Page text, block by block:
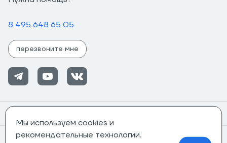
8 495 648 65 05
перезвоните мне
Информация
Мы используем cookies и
рекомендательные технологии.